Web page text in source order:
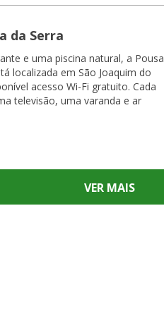
da Serra
e uma piscina natural, a
localizada em São Joaquim do
acesso Wi-Fi gratuito. Cada
televisão, uma varanda e ar
VER MAIS